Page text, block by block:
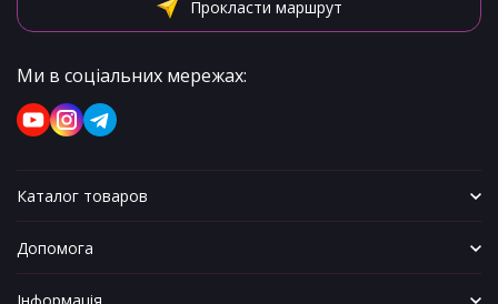
Прокласти маршрут
Ми в соціальних мережах:
Каталог товаров
Допомога